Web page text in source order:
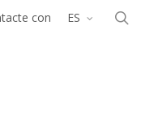
con ES
Menu